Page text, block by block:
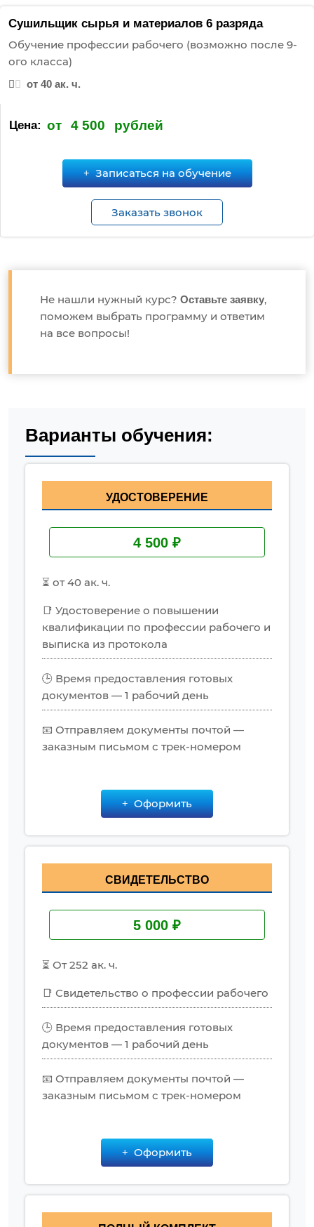
Сушильщик сырья и материалов 6 разряда
Обучение профессии рабочего (возможно после 9-
ого класса)
от 40 ак. ч.
Цена: от 4 500 рублей
Записаться на обучение
Заказать звонок
Не нашли нужный курс? Оставьте заявку,
поможем выбрать программу и ответим
на все вопросы!
Варианты обучения:
УДОСТОВЕРЕНИЕ
4 500 ₽
⏳ от 40 ак. ч.
📑 Удостоверение о повышении
квалификации по профессии рабочего и
выписка из протокола
🕒 Время предоставления готовых
документов — 1 рабочий день
📧 Отправляем документы почтой —
заказным письмом с трек-номером
Оформить
СВИДЕТЕЛЬСТВО
5 000 ₽
⏳ От 252 ак. ч.
📑 Свидетельство о профессии рабочего
🕒 Время предоставления готовых
документов — 1 рабочий день
📧 Отправляем документы почтой —
заказным письмом с трек-номером
Оформить